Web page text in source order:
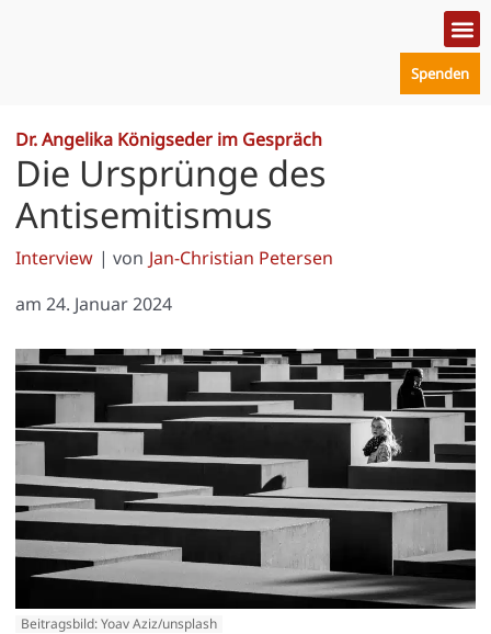
Spenden
Dr. Angelika Königseder im Gespräch
Die Ursprünge des
Antisemitismus
Interview | von Jan-Christian Petersen
am 24. Januar 2024
Beitragsbild: Yoav Aziz/unsplash